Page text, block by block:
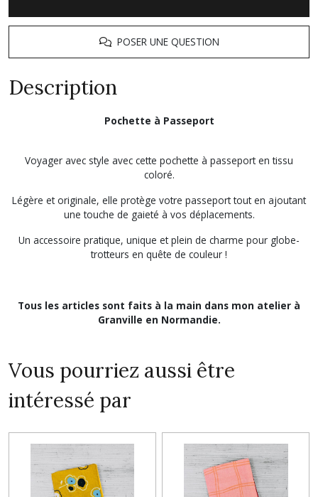
POSER UNE QUESTION
Description
Pochette à Passeport
Voyager avec style avec cette pochette à passeport en tissu
coloré.
Légère et originale, elle protège votre passeport tout en ajoutant
une touche de gaieté à vos déplacements.
Un accessoire pratique, unique et plein de charme pour globe-
trotteurs en quête de couleur !
Tous les articles sont faits à la main dans mon atelier à
Granville en Normandie.
Vous pourriez aussi être
intéressé par